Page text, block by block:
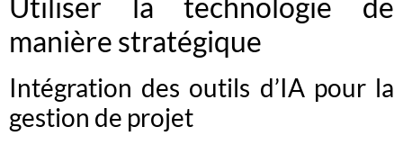
manière stratégique
Intégration des outils d’IA pour la
gestion de projet